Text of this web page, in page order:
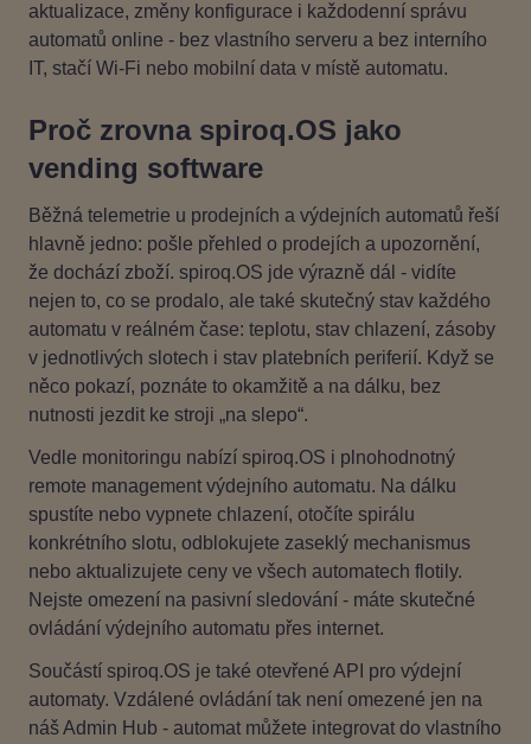
aktualizace, změny konfigurace i každodenní správu
automatů online - bez vlastního serveru a bez interního
IT, stačí Wi‑Fi nebo mobilní data v místě automatu.
Proč zrovna spiroq.OS jako
vending software
Běžná telemetrie u prodejních a výdejních automatů řeší
hlavně jedno: pošle přehled o prodejích a upozornění,
že dochází zboží. spiroq.OS jde výrazně dál - vidíte
nejen to, co se prodalo, ale také skutečný stav každého
automatu v reálném čase: teplotu, stav chlazení, zásoby
v jednotlivých slotech i stav platebních periferií. Když se
něco pokazí, poznáte to okamžitě a na dálku, bez
nutnosti jezdit ke stroji „na slepo“.
Vedle monitoringu nabízí spiroq.OS i plnohodnotný
remote management výdejního automatu. Na dálku
spustíte nebo vypnete chlazení, otočíte spirálu
konkrétního slotu, odblokujete zaseklý mechanismus
nebo aktualizujete ceny ve všech automatech flotily.
Nejste omezení na pasivní sledování - máte skutečné
ovládání výdejního automatu přes internet.
Součástí spiroq.OS je také otevřené API pro výdejní
automaty. Vzdálené ovládání tak není omezené jen na
náš Admin Hub - automat můžete integrovat do vlastního